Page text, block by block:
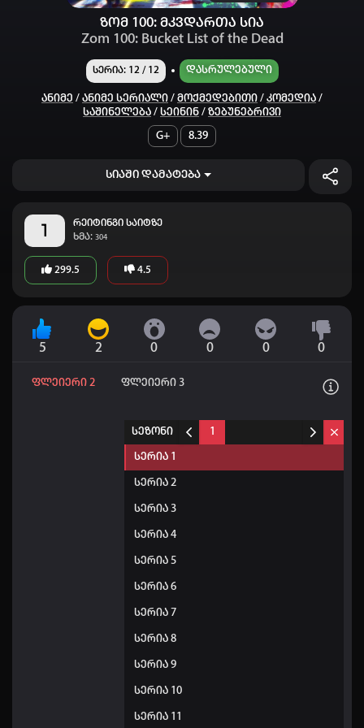
ზომ 100: მკვდართა სია
Zom 100: Bucket List of the Dead
სერია: 12 / 12 Დასრულებული
Ანიმე / Ანიმე Სერიალი / Მოქმედებითი / Კომედია /
Საშინელება / Სეინინ / Ზებუნებრივი
G+
8.39
სიაში დამატება
1
რეიტინგი საიტზე
ხმა: 304
299.5 4.5
5 2 0 0 0 0
ფლეიერი 2 ფლეიერი 3
სეზონი 1
სერია 1
სერია 2
სერია 3
სერია 4
სერია 5
სერია 6
სერია 7
სერია 8
სერია 9
სერია 10
სერია 11